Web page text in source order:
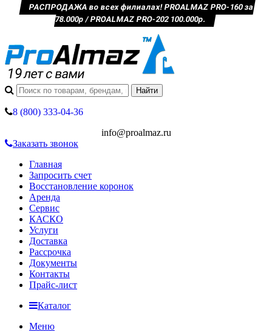
РАСПРОДАЖА во всех филиалах! PROALMAZ PRO-160 за
78.000р / PROALMAZ PRO-202 100.000р.
8 (800) 333-04-36
info@proalmaz.ru
Заказать звонок
Главная
Запросить счет
Восстановление коронок
Аренда
Сервис
КАСКО
Услуги
Доставка
Рассрочка
Документы
Контакты
Прайс-лист
Каталог
Меню